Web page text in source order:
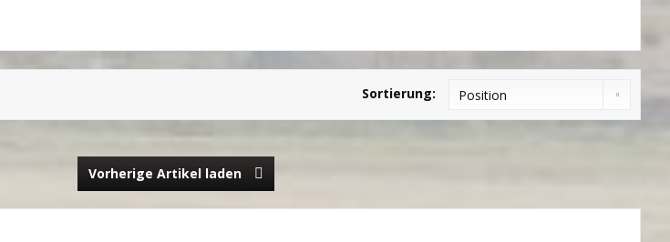
Sortierung:
Vorherige Artikel laden